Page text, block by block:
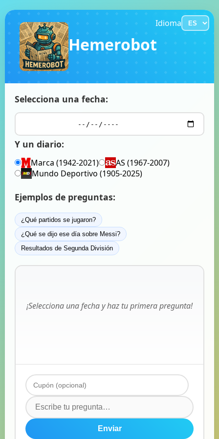
Idioma
Hemerobot
Selecciona una fecha:
Y un diario:
Marca (1942-2021)
AS (1967-2007)
Mundo Deportivo (1905-2025)
Ejemplos de preguntas:
¿Qué partidos se jugaron?
¿Qué se dijo ese día sobre Messi?
Resultados de Segunda División
¡Selecciona una fecha y haz tu primera pregunta!
Enviar